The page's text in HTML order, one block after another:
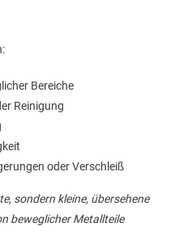
Bereiche
Reinigung
oder Verschleiß
sondern kleine, übersehene
beweglicher Metallteile